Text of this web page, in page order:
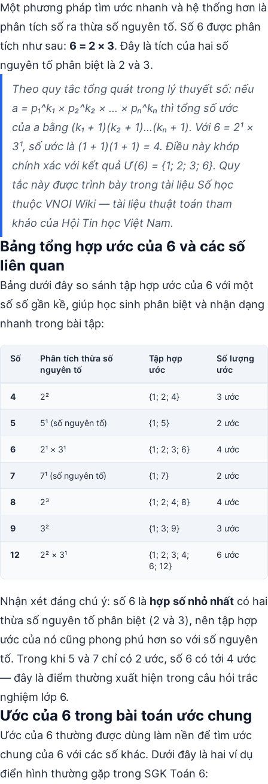
Một phương pháp tìm ước nhanh và hệ thống hơn là
phân tích số ra thừa số nguyên tố. Số 6 được phân
tích như sau: 6 = 2 × 3. Đây là tích của hai số
nguyên tố phân biệt là 2 và 3.
Theo quy tắc tổng quát trong lý thuyết số: nếu
a = p₁^k₁ × p₂^k₂ × … × pₙ^kₙ thì tổng số ước
của a bằng (k₁ + 1)(k₂ + 1)…(kₙ + 1). Với 6 = 2¹ ×
3¹, số ước là (1 + 1)(1 + 1) = 4. Điều này khớp
chính xác với kết quả Ư(6) = {1; 2; 3; 6}. Quy
tắc này được trình bày trong tài liệu Số học
thuộc VNOI Wiki — tài liệu thuật toán tham
khảo của Hội Tin học Việt Nam.
Bảng tổng hợp ước của 6 và các số
liên quan
Bảng dưới đây so sánh tập hợp ước của 6 với một
số số gần kề, giúp học sinh phân biệt và nhận dạng
nhanh trong bài tập:
Số
Phân tích thừa số
nguyên tố
Tập hợp
ước
Số lượng
ước
4 2² {1; 2; 4} 3 ước
5 5¹ (số nguyên tố) {1; 5} 2 ước
6 2¹ × 3¹ {1; 2; 3; 6} 4 ước
7 7¹ (số nguyên tố) {1; 7} 2 ước
8 2³ {1; 2; 4; 8} 4 ước
9 3² {1; 3; 9} 3 ước
12 2² × 3¹
{1; 2; 3; 4;
6; 12}
6 ước
Nhận xét đáng chú ý: số 6 là hợp số nhỏ nhất có hai
thừa số nguyên tố phân biệt (2 và 3), nên tập hợp
ước của nó cũng phong phú hơn so với số nguyên
tố. Trong khi 5 và 7 chỉ có 2 ước, số 6 có tới 4 ước
— đây là điểm thường xuất hiện trong câu hỏi trắc
nghiệm lớp 6.
Ước của 6 trong bài toán ước chung
Ước của 6 thường được dùng làm nền để tìm ước
chung của 6 với các số khác. Dưới đây là hai ví dụ
điển hình thường gặp trong SGK Toán 6: